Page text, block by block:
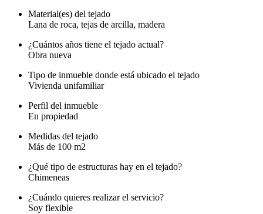
Material(es) del tejado
Lana de roca, tejas de arcilla, madera
¿Cuántos años tiene el tejado actual?
Obra nueva
Tipo de inmueble donde está ubicado el tejado
Vivienda unifamiliar
Perfil del inmueble
En propiedad
Medidas del tejado
Más de 100 m2
¿Qué tipo de estructuras hay en el tejado?
Chimeneas
¿Cuándo quieres realizar el servicio?
Soy flexible